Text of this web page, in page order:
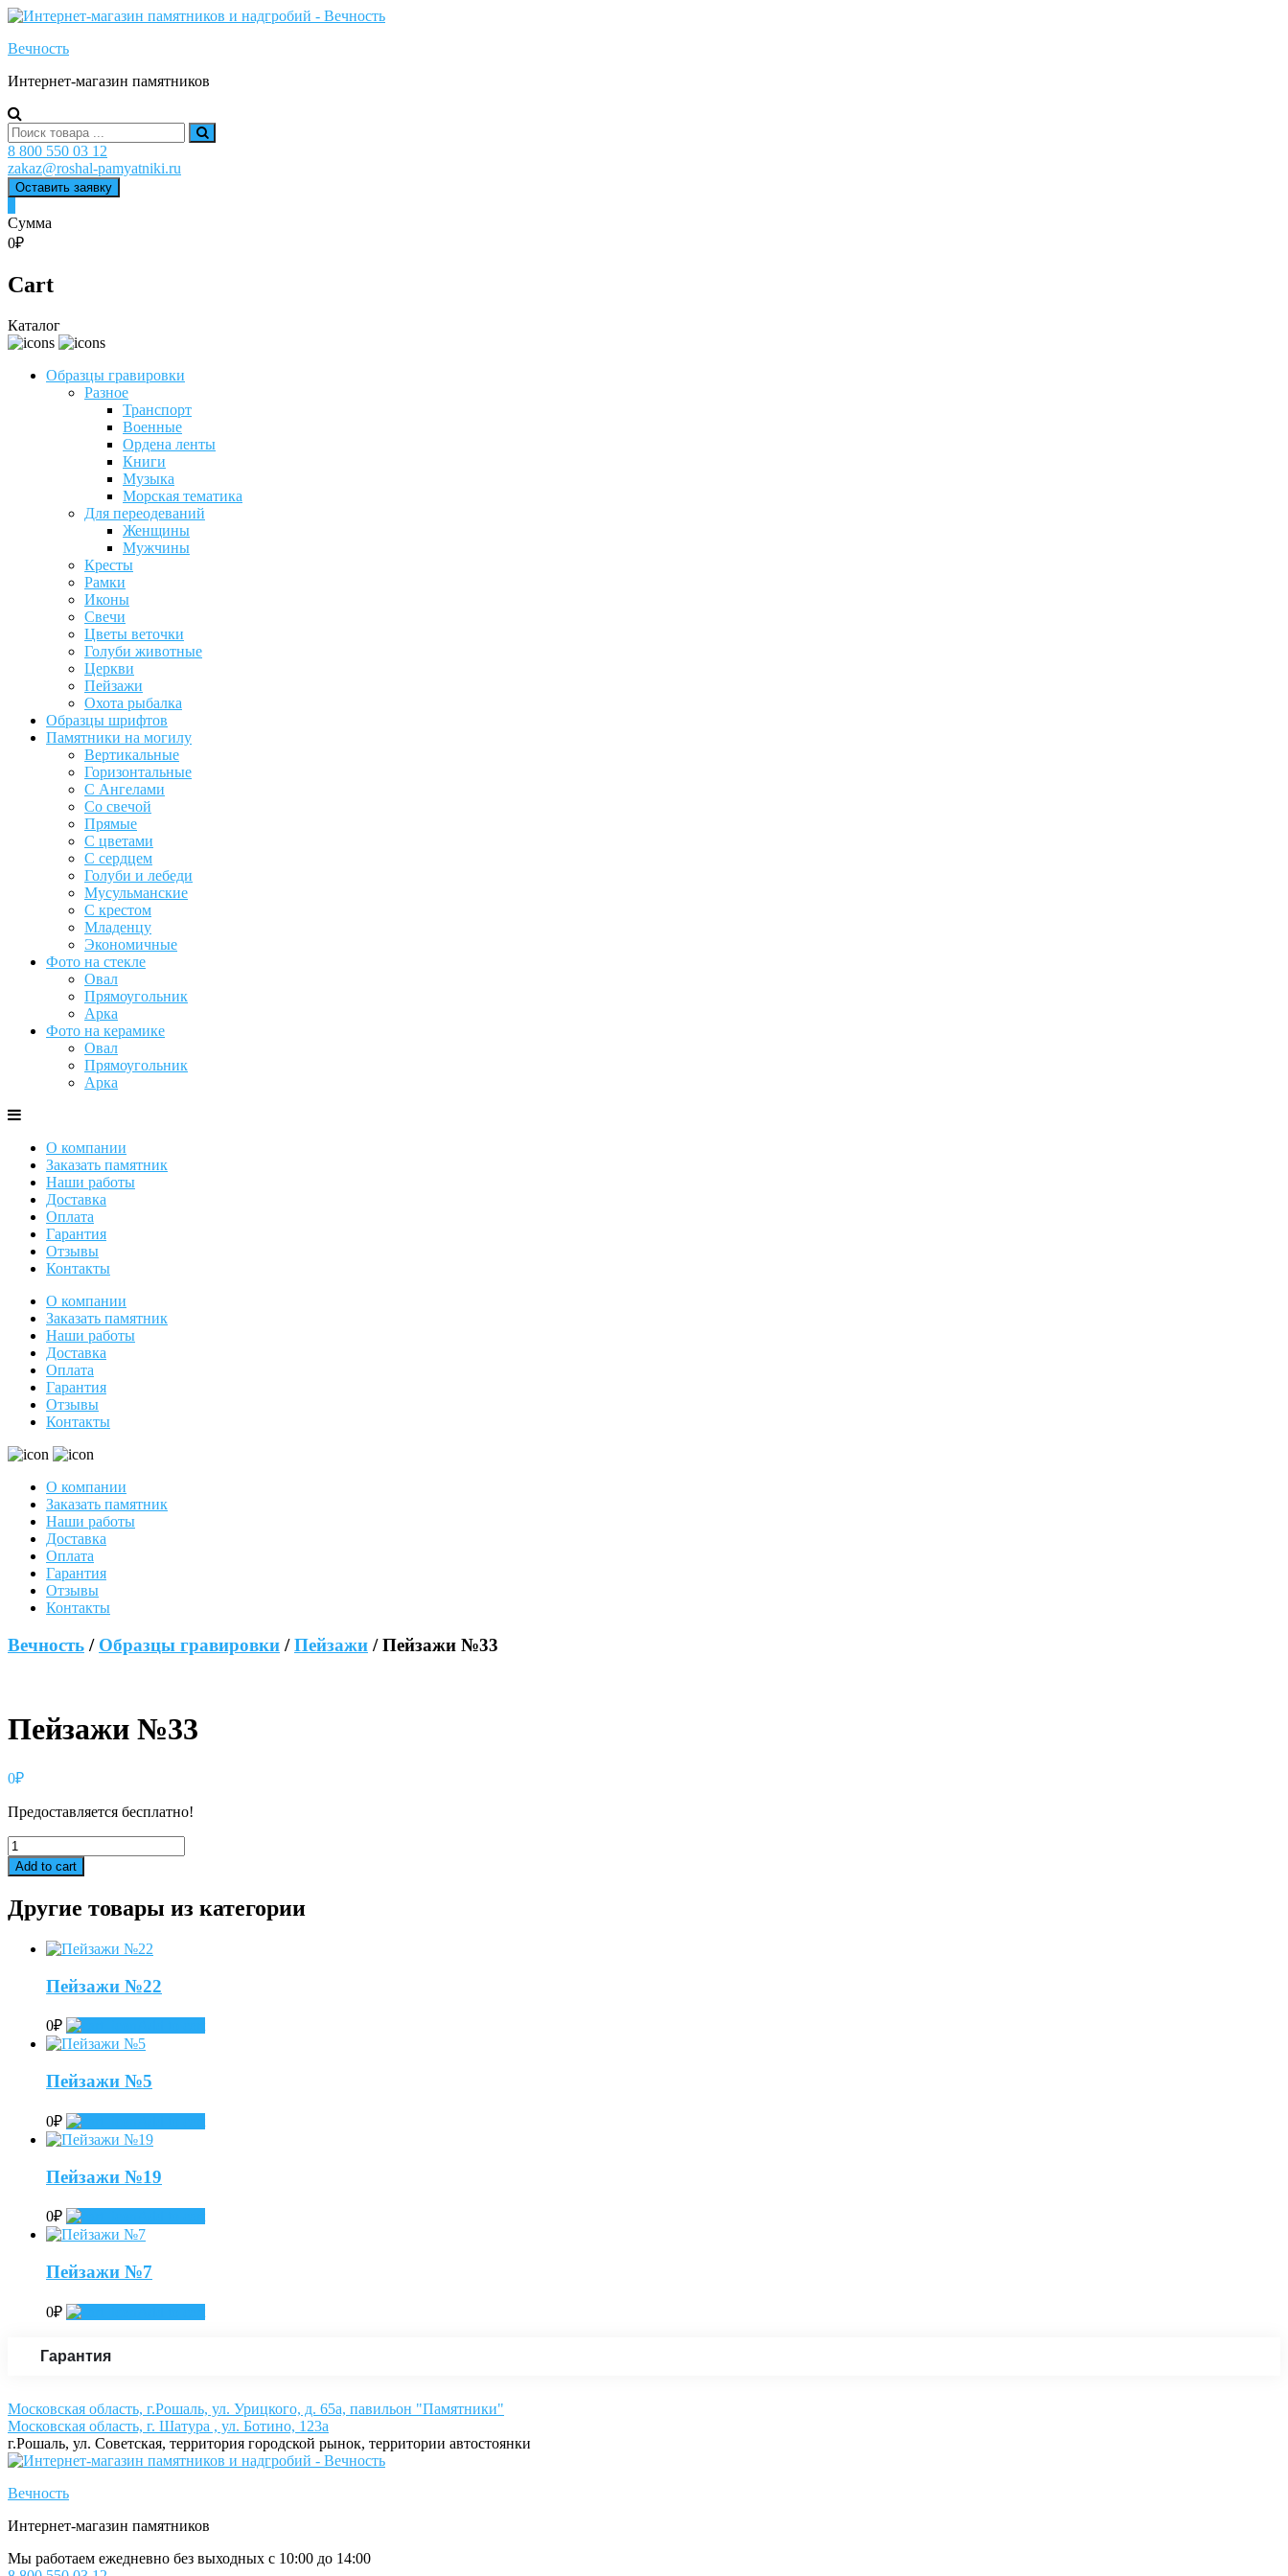
Skip
content
Вечность
Интернет-магазин памятников
Search
for:
8 800 550 03 12
zakaz@roshal-pamyatniki.ru
Оставить заявку
Сумма
0₽
Cart
Каталог
Образцы гравировки
Разное
Транспорт
Военные
Ордена ленты
Книги
Музыка
Морская тематика
Для переодеваний
Женщины
Мужчины
Кресты
Рамки
Иконы
Свечи
Цветы веточки
Голуби животные
Церкви
Пейзажи
Охота рыбалка
Образцы шрифтов
Памятники на могилу
Вертикальные
Горизонтальные
С Ангелами
Со свечой
Прямые
С цветами
С сердцем
Голуби и лебеди
Мусульманские
С крестом
Младенцу
Экономичные
Фото на стекле
Овал
Прямоугольник
Арка
Фото на керамике
Овал
Прямоугольник
Арка
О компании
Заказать памятник
Наши работы
Доставка
Оплата
Гарантия
Отзывы
Контакты
О компании
Заказать памятник
Наши работы
Доставка
Оплата
Гарантия
Отзывы
Контакты
О компании
Заказать памятник
Наши работы
Доставка
Оплата
Гарантия
Отзывы
Контакты
Вечность / Образцы гравировки /Пейзажи / Пейзажи №33
Пейзажи №33
0₽
Предоставляется бесплатно!
Пейзажи
№33
quantity
Add to cart
Другие товары из категории
Пейзажи №22
0₽
Пейзажи №5
0₽
Пейзажи №19
0₽
Пейзажи №7
0₽
Гарантия
Московская область, г.Рошаль, ул. Урицкого, д. 65а, павильон "Памятники"
Московская область, г. Шатура , ул. Ботино, 123а
г.Рошаль, ул. Советская, территория городской рынок, территории автостоянки
Вечность
Интернет-магазин памятников
Мы работаем ежедневно без выходных с 10:00 до 14:00